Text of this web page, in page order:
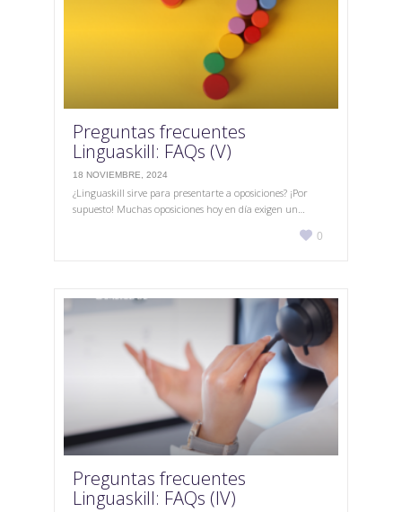
Preguntas frecuentes
Linguaskill: FAQs (V)
18 NOVIEMBRE, 2024
¿Linguaskill sirve para presentarte a oposiciones? ¡Por
supuesto! Muchas oposiciones hoy en día exigen un…
Love
0
Preguntas frecuentes
Linguaskill: FAQs (IV)